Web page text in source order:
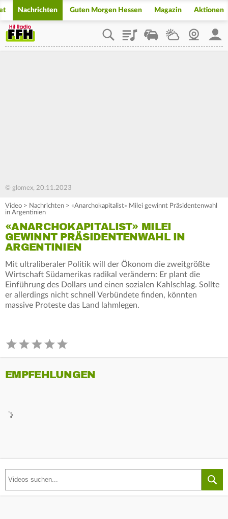
Nachrichten Guten Morgen Hessen Magazin Aktionen
PlaylistStaupilotWetterWebcam
© glomex, 20.11.2023
Video > Nachrichten > «Anarchokapitalist» Milei gewinnt Präsidentenwahl
in Argentinien
«ANARCHOKAPITALIST» MILEI
GEWINNT PRÄSIDENTENWAHL IN
ARGENTINIEN
Mit ultraliberaler Politik will der Ökonom die zweitgrößte
Wirtschaft Südamerikas radikal verändern: Er plant die
Einführung des Dollars und einen sozialen Kahlschlag. Sollte
er allerdings nicht schnell Verbündete finden, könnten
massive Proteste das Land lahmlegen.
EMPFEHLUNGEN